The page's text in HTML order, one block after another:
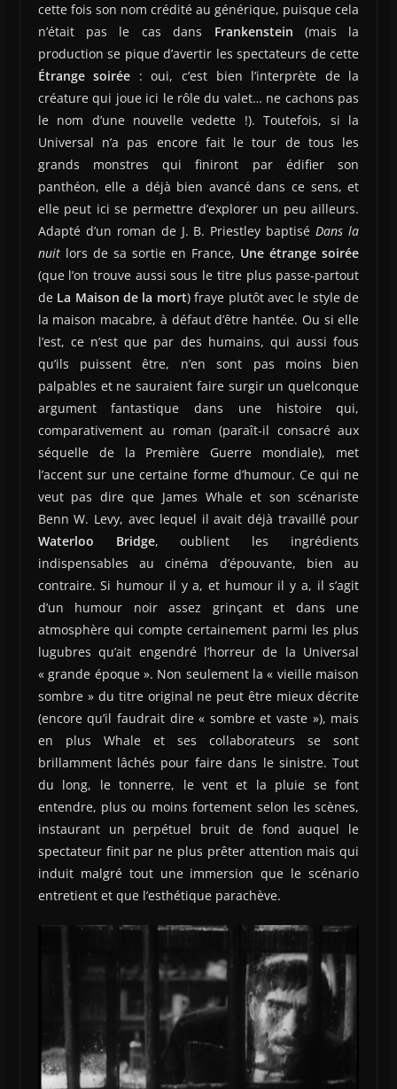
cette fois son nom crédité au générique, puisque cela
n’était pas le cas dans Frankenstein (mais la
production se pique d’avertir les spectateurs de cette
Étrange soirée : oui, c’est bien l’interprète de la
créature qui joue ici le rôle du valet… ne cachons pas
le nom d’une nouvelle vedette !). Toutefois, si la
Universal n’a pas encore fait le tour de tous les
grands monstres qui finiront par édifier son
panthéon, elle a déjà bien avancé dans ce sens, et
elle peut ici se permettre d’explorer un peu ailleurs.
Adapté d’un roman de J. B. Priestley baptiséDans la
nuitlors de sa sortie en France, Une étrange soirée
(que l’on trouve aussi sous le titre plus passe-partout
de La Maison de la mort) fraye plutôt avec le style de
la maison macabre, à défaut d’être hantée. Ou si elle
l’est, ce n’est que par des humains, qui aussi fous
qu’ils puissent être, n’en sont pas moins bien
palpables et ne sauraient faire surgir un quelconque
argument fantastique dans une histoire qui,
comparativement au roman (paraît-il consacré aux
séquelle de la Première Guerre mondiale), met
l’accent sur une certaine forme d’humour. Ce qui ne
veut pas dire que James Whale et son scénariste
Benn W. Levy, avec lequel il avait déjà travaillé pour
Waterloo Bridge, oublient les ingrédients
indispensables au cinéma d’épouvante, bien au
contraire. Si humour il y a, et humour il y a, il s’agit
d’un humour noir assez grinçant et dans une
atmosphère qui compte certainement parmi les plus
lugubres qu’ait engendré l’horreur de la Universal
« grande époque ». Non seulement la « vieille maison
sombre » du titre original ne peut être mieux décrite
(encore qu’il faudrait dire « sombre et vaste »), mais
en plus Whale et ses collaborateurs se sont
brillamment lâchés pour faire dans le sinistre. Tout
du long, le tonnerre, le vent et la pluie se font
entendre, plus ou moins fortement selon les scènes,
instaurant un perpétuel bruit de fond auquel le
spectateur finit par ne plus prêter attention mais qui
induit malgré tout une immersion que le scénario
entretient et que l’esthétique parachève.